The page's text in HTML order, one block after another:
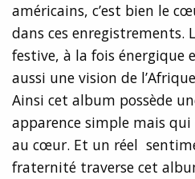
américains, c’est bien le
dans ces enregistrements.
festive, à la fois énergique
aussi une vision de
Ainsi cet album possède
apparence simple mais
au cœur. Et un réel
fraternité traverse cet